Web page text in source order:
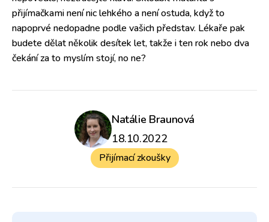
přijímačkami není nic lehkého a není ostuda, když to
napoprvé nedopadne podle vašich představ. Lékaře pak
budete dělat několik desítek let, takže i ten rok nebo dva
čekání za to myslím stojí, no ne?
Natálie Braunová
18.10.2022
Přijímací zkoušky